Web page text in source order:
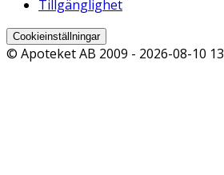
Tillgänglighet
Cookieinställningar
© Apoteket AB 2009 - 2026-08-10